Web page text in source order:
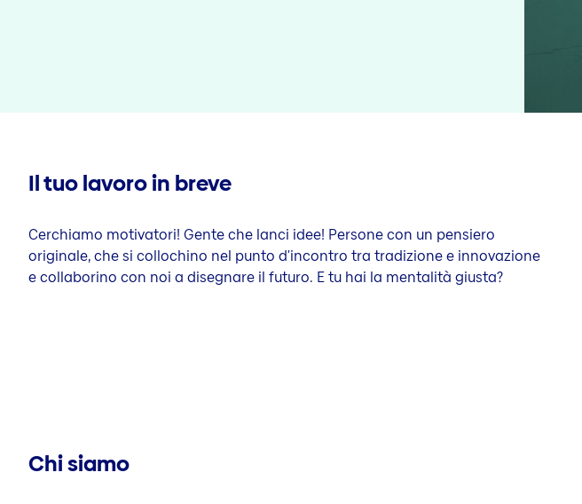
Il tuo lavoro in breve
Cerchiamo motivatori! Gente che lanci idee! Persone con un pensiero
originale, che si collochino nel punto d'incontro tra tradizione e innovazione
e collaborino con noi a disegnare il futuro. E tu hai la mentalità giusta?
Chi siamo